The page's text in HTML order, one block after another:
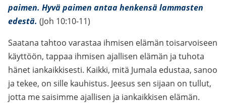
paimen. Hyvä paimen antaa henkensä lammasten
edestä. (Joh 10:10-11)
Saatana tahtoo varastaa ihmisen elämän toisarvoiseen
käyttöön, tappaa ihmisen ajallisen elämän ja tuhota
hänet iankaikkisesti. Kaikki, mitä Jumala edustaa, sanoo
ja tekee, on sille kauhistus. Jeesus sen sijaan on tullut,
jotta me saisimme ajallisen ja iankaikkisen elämän.